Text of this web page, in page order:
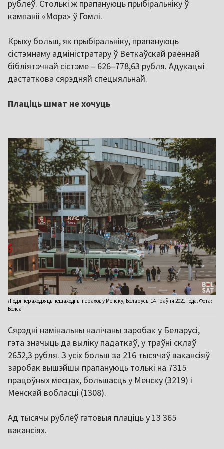
рублёў. Столькі ж прапануюць прыбіральніку ў
кампаніі «Мора» ў Гомлі.
Крыху больш, як прыбіральніку, прапануюць
сістэмнаму адміністратару ў Веткаўскай раённай
бібліятэчнай сістэме – 626–778,63 рубля. Адукацыі
дастаткова сярэдняй спецыяльнай.
Плаціць шмат не хочуць
Людзі пераходзяць пешаходны пераход у Менску, Беларусь. 14 траўня 2021 года. Фота:
Белсат
Сярэдні намінальны налічаны заробак у Беларусі,
гэта значыць да выліку падаткаў, у траўні склаў
2652,3 рубля. З усіх больш за 216 тысячаў вакансіяў
заробак вышэйшы прапануюць толькі на 7315
працоўных месцах, большасць у Менску (3219) і
Менскай вобласці (1308).
Ад тысячы рублёў гатовыя плаціць у 13 365
вакансіях.